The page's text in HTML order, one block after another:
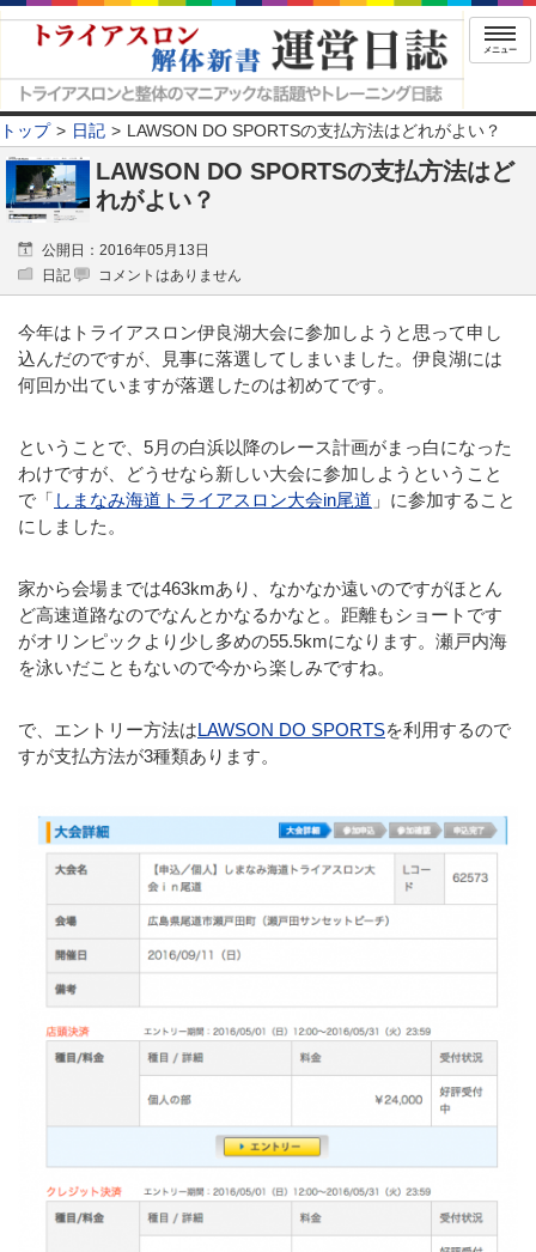
メニュー
トップ 日記 LAWSON DO SPORTSの支払方法はどれがよい？
LAWSON DO SPORTSの支払方法はど
れがよい？
公開日：2016年05月13日
日記
コメントはありません
今年はトライアスロン伊良湖大会に参加しようと思って申し
込んだのですが、見事に落選してしまいました。伊良湖には
何回か出ていますが落選したのは初めてです。
ということで、5月の白浜以降のレース計画がまっ白になった
わけですが、どうせなら新しい大会に参加しようということ
で「 しまなみ海道トライアスロン大会in尾道 」に参加すること
にしました。
家から会場までは463kmあり、なかなか遠いのですがほとん
ど高速道路なのでなんとかなるかなと。距離もショートです
がオリンピックより少し多めの55.5kmになります。瀬戸内海
を泳いだこともないので今から楽しみですね。
で、エントリー方法はLAWSON DO SPORTSを利用するので
すが支払方法が3種類あります。